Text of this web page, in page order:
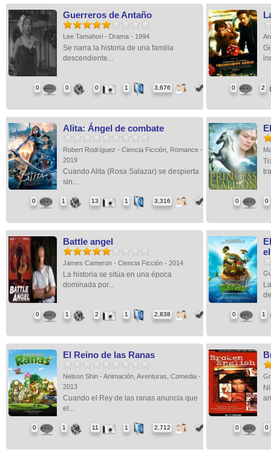
Guerreros de Antaño
Lee Tamahori - Drama - 1994
Se narra la historia de una familia
descendiente...
0 0 0 1 3,676 0 2
Alita: Ángel de combate
Robert Rodríguez - Ciencia Ficción, Romance -
2019
Cuando Alita (Rosa Salazar) se despierta
sin...
0 1 13 1 3,316 0 0
Battle angel
James Cameron - Ciencia Ficción - 2014
La historia se sitúa en una época
dominada por...
0 1 2 1 2,838 0 1
El Reino de las Ranas
Nelson Shin - Animación, Aventuras, Comedia -
2013
Cuando el Rey de las ranas anuncia que
el...
0 1 11 1 2,712 0 0